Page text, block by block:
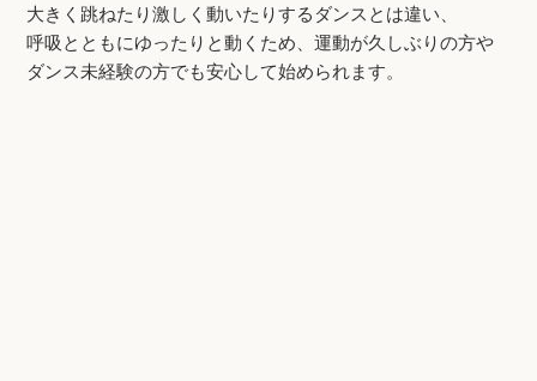
大きく跳ねたり激しく動いたりするダンスとは違い、
呼吸とともにゆったりと動くため、運動が久しぶりの方や
ダンス未経験の方でも安心して始められます。